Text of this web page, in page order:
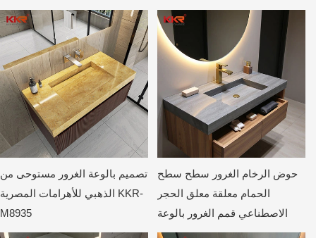
تصميم بالوعة الغرور مستوحى من
الذهبي للأهرامات المصرية KKR-
M8935
حوض الرخام الغرور سطح سطح
الحمام معلقة معلق الحجر
الاصطناعي قمم الغرور بالوعة